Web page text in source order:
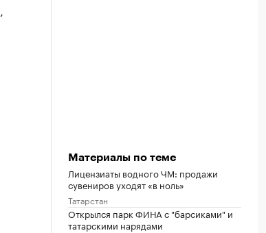
Материалы по теме
Лицензиаты водного ЧМ: продажи
сувениров уходят «в ноль»
Татарстан
Открылся парк ФИНА с "барсиками" и
татарскими нарядами